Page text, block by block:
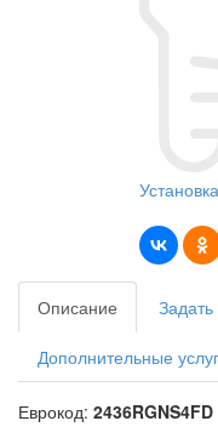
Установка
Описание
Дополнительные
Еврокод: 2436RGNS4FD